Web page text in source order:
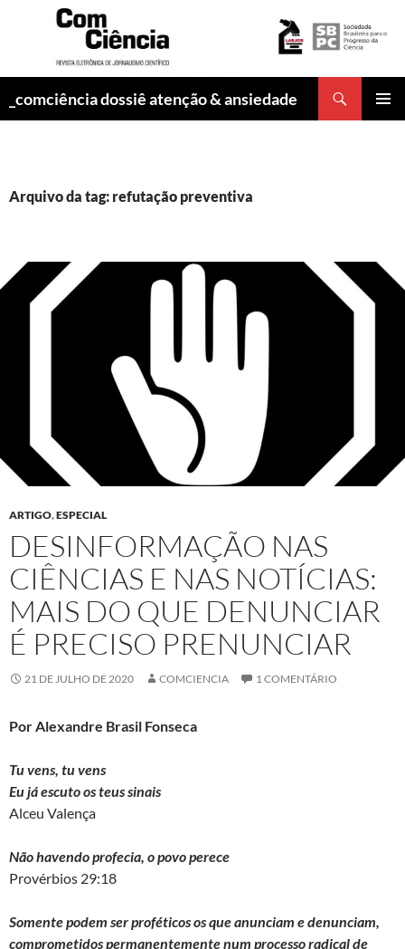
_comciência dossiê atenção & ansiedade
Arquivo da tag: refutação preventiva
ARTIGO,ESPECIAL
DESINFORMAÇÃO NAS
CIÊNCIAS E NAS NOTÍCIAS:
MAIS DO QUE DENUNCIAR
É PRECISO PRENUNCIAR
21 DE JULHO DE 2020 COMCIENCIA 1 COMENTÁRIO
Por Alexandre Brasil Fonseca
Tu vens, tu vens
Eu já escuto os teus sinais
Alceu Valença
Não havendo profecia, o povo perece
Provérbios 29:18
Somente podem ser proféticos os que anunciam e denunciam,
comprometidos permanentemente num processo radical de